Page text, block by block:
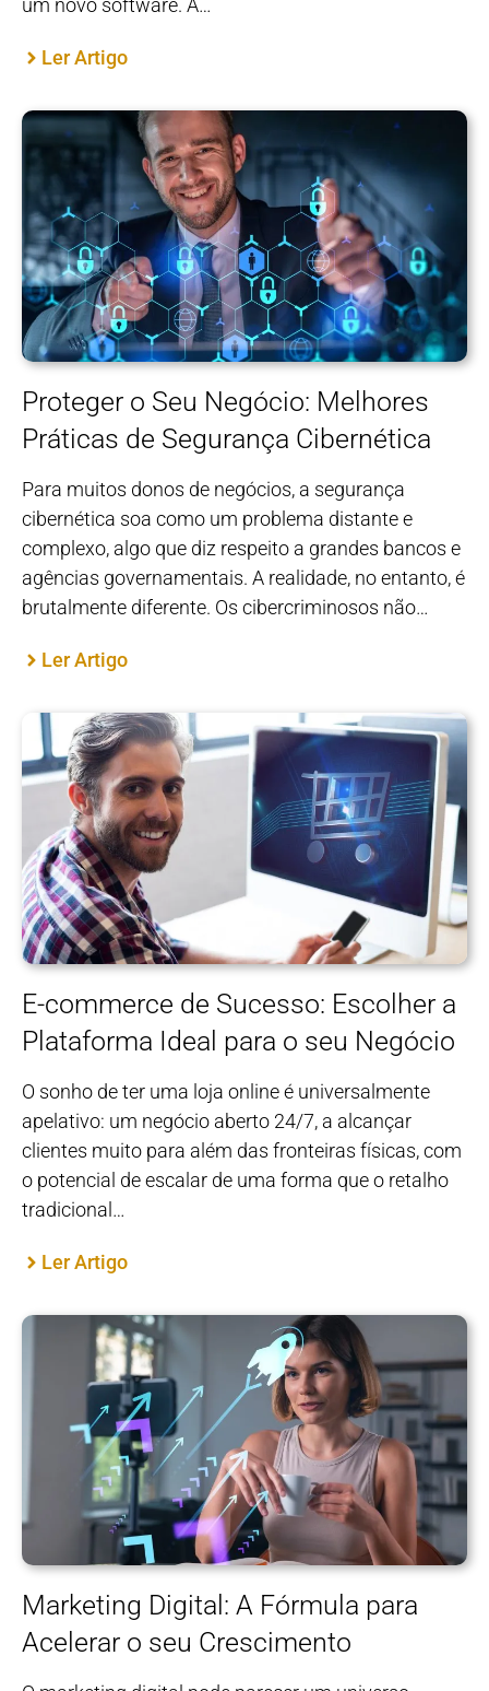
um novo software. A…
Ler Artigo
Proteger o Seu Negócio: Melhores
Práticas de Segurança Cibernética
Para muitos donos de negócios, a segurança
cibernética soa como um problema distante e
complexo, algo que diz respeito a grandes bancos e
agências governamentais. A realidade, no entanto, é
brutalmente diferente. Os cibercriminosos não…
Ler Artigo
E-commerce de Sucesso: Escolher a
Plataforma Ideal para o seu Negócio
O sonho de ter uma loja online é universalmente
apelativo: um negócio aberto 24/7, a alcançar
clientes muito para além das fronteiras físicas, com
o potencial de escalar de uma forma que o retalho
tradicional…
Ler Artigo
Marketing Digital: A Fórmula para
Acelerar o seu Crescimento